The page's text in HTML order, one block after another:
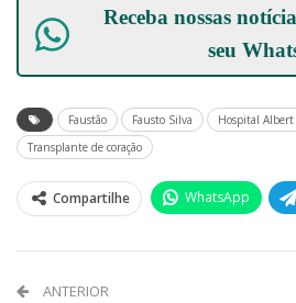
Receba nossas
seu
Faustão Fausto Silva Hospital
Transplante de coração
Compartilhe WhatsApp
ANTERIOR